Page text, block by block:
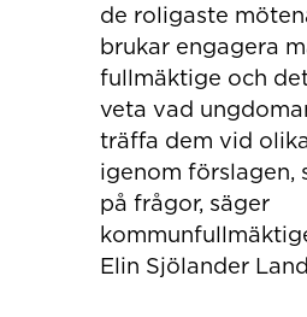
de roligaste
brukar engagera
fullmäktige och
veta vad
träffa dem vid
igenom förslagen,
på frågor, säger
Elin Sjölander